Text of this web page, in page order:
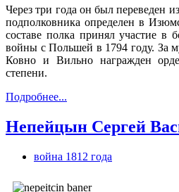
Через три года он был переведен
подполковника определен в
составе полка принял участие в
войны с Польшей в 1794 году. За
Ковно и Вильно награжден
степени.
Подробнее...
Непейцын Сергей
война 1812 года